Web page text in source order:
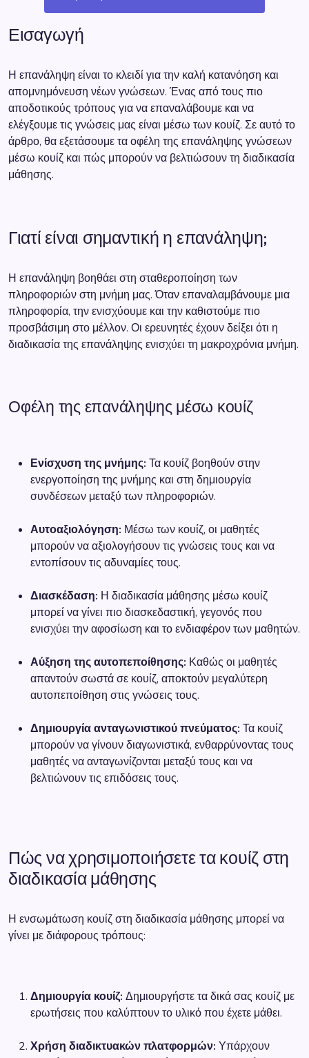
Εισαγωγή
Η επανάληψη είναι το κλειδί για την καλή κατανόηση και
απομνημόνευση νέων γνώσεων. Ένας από τους πιο
αποδοτικούς τρόπους για να επαναλάβουμε και να
ελέγξουμε τις γνώσεις μας είναι μέσω των κουίζ. Σε αυτό το
άρθρο, θα εξετάσουμε τα οφέλη της επανάληψης γνώσεων
μέσω κουίζ και πώς μπορούν να βελτιώσουν τη διαδικασία
μάθησης.
Γιατί είναι σημαντική η επανάληψη;
Η επανάληψη βοηθάει στη σταθεροποίηση των
πληροφοριών στη μνήμη μας. Όταν επαναλαμβάνουμε μια
πληροφορία, την ενισχύουμε και την καθιστούμε πιο
προσβάσιμη στο μέλλον. Οι ερευνητές έχουν δείξει ότι η
διαδικασία της επανάληψης ενισχύει τη μακροχρόνια μνήμη.
Οφέλη της επανάληψης μέσω κουίζ
Ενίσχυση της μνήμης: Τα κουίζ βοηθούν στην
ενεργοποίηση της μνήμης και στη δημιουργία
συνδέσεων μεταξύ των πληροφοριών.
Αυτοαξιολόγηση: Μέσω των κουίζ, οι μαθητές
μπορούν να αξιολογήσουν τις γνώσεις τους και να
εντοπίσουν τις αδυναμίες τους.
Διασκέδαση: Η διαδικασία μάθησης μέσω κουίζ
μπορεί να γίνει πιο διασκεδαστική, γεγονός που
ενισχύει την αφοσίωση και το ενδιαφέρον των μαθητών.
Αύξηση της αυτοπεποίθησης: Καθώς οι μαθητές
απαντούν σωστά σε κουίζ, αποκτούν μεγαλύτερη
αυτοπεποίθηση στις γνώσεις τους.
Δημιουργία ανταγωνιστικού πνεύματος: Τα κουίζ
μπορούν να γίνουν διαγωνιστικά, ενθαρρύνοντας τους
μαθητές να ανταγωνίζονται μεταξύ τους και να
βελτιώνουν τις επιδόσεις τους.
Πώς να χρησιμοποιήσετε τα κουίζ στη
διαδικασία μάθησης
Η ενσωμάτωση κουίζ στη διαδικασία μάθησης μπορεί να
γίνει με διάφορους τρόπους:
Δημιουργία κουίζ: Δημιουργήστε τα δικά σας κουίζ με
ερωτήσεις που καλύπτουν το υλικό που έχετε μάθει.
Χρήση διαδικτυακών πλατφορμών: Υπάρχουν